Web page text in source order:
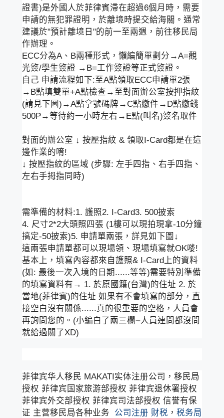
證書)是外國人於菲律賓滯在超過6個月時，需要
申請的無犯罪證明，於離境時提交給海關。通常
建議於"預計離境日"的前一至兩週，前往移民局
作辦理。
ECC分為A、B兩種形式，懶編簡單劃分→A=觀
光簽/學生簽證 →B=工作簽證等正式簽證。
自己 申請流程如下:至A點領取ECC申請單2張
→B點填雙單+A點檢查→至對面辦公室按押指紋
(請見下圖)→A點拿號碼牌→C點繳件→D點繳錢
500P→等待約一小時左右→E點(叫名)簽名取件
對面的辦公室 ↓ 按壓指紋 & 領取I-Card都是在這
邊作業的唷!
↓ 按壓指紋的區域 (步驟: 左手四指、右手四指、
左右手拇指同時)
需準備的材料:1. 護照2. I-Card3. 500披索
4. 尺寸2*2大頭照四張 (1樓可以現拍現拿-10分鐘
搞定-50披索)5. 申請單兩張，詳見如下圖↓
這兩張申請單都可以現場領、現場填寫就OK喽!
基本上，填寫內容都來自護照& I-Card上的資料
(如: 最後一次入境的日期......等等)需要特別準備
的填寫資料有→ 1. 於原國籍(台灣)的住址 2. 於
當地(菲律賓)的住址 如果有不會填寫的部分，直
接空白沒有關係......真的很重要的空格，人員會
再詢問您的。(小編白了兩三欄~人員連問都沒問
就給過關了XD)
菲律宾华人移民 MAKATI实体注册公司，移民局
授权 菲律宾国家旅游部授权 菲律宾退休署授权
菲律宾外交部授权 菲律宾司法部授权 信誉有保
证 主营移民局各种业务 公司注册 财税 ， 税务局